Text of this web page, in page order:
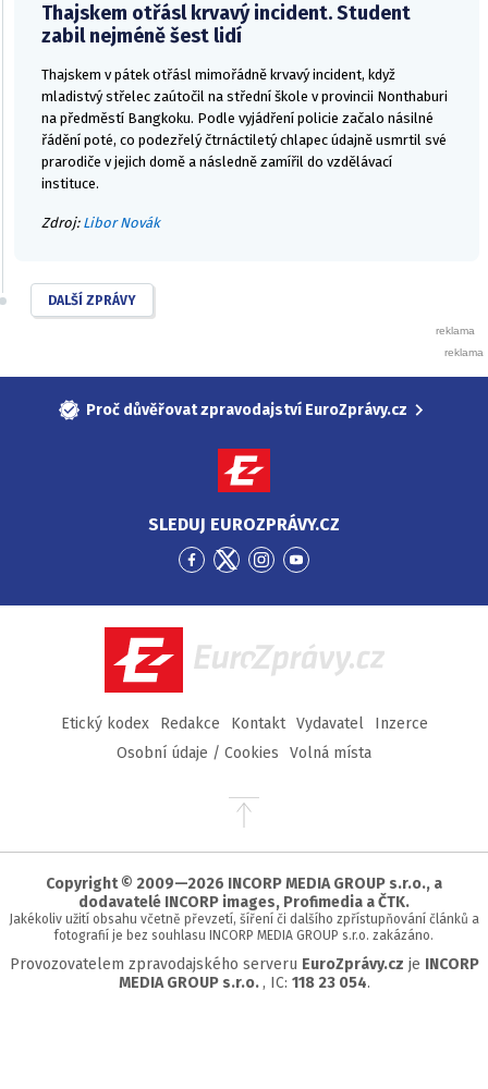
Thajskem otřásl krvavý incident. Student
zabil nejméně šest lidí
Thajskem v pátek otřásl mimořádně krvavý incident, když
mladistvý střelec zaútočil na střední škole v provincii Nonthaburi
na předměstí Bangkoku. Podle vyjádření policie začalo násilné
řádění poté, co podezřelý čtrnáctiletý chlapec údajně usmrtil své
prarodiče v jejich domě a následně zamířil do vzdělávací
instituce.
Zdroj: Libor Novák
DALŠÍ ZPRÁVY
Proč důvěřovat zpravodajství EuroZprávy.cz
SLEDUJ EUROZPRÁVY.CZ
Přejít
Facebook
Přejít
Twitter
Přejít
Instagram
Přejít
YouTube
EuroZprávy.cz
Etický kodex Redakce Kontakt Vydavatel
Inzerce
Osobní údaje / Cookies
Volná místa
Přejít
stránky
Copyright © 2009—2026 INCORP MEDIA GROUP s.r.o., a
dodavatelé INCORP images, Profimedia a ČTK.
Jakékoliv užití obsahu včetně převzetí, šíření či dalšího zpřístupňování článků a
fotografií je bez souhlasu INCORP MEDIA GROUP s.r.o. zakázáno.
Provozovatelem zpravodajského serveru EuroZprávy.cz je INCORP
MEDIA GROUP s.r.o. , IC: 118 23 054.